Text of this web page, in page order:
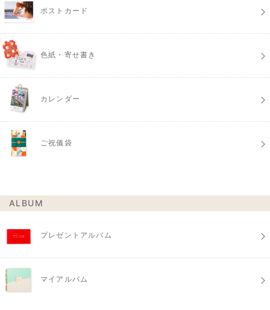
ポストカード
色紙・寄せ書き
カレンダー
ご祝儀袋
ALBUM
プレゼントアルバム
マイアルバム